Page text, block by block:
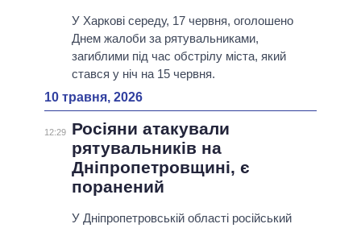
У Харкові середу, 17 червня, оголошено
Днем жалоби за рятувальниками,
загиблими під час обстрілу міста, який
стався у ніч на 15 червня.
10 травня, 2026
12:29
Росіяни атакували
рятувальників на
Дніпропетровщині, є
поранений
У Дніпропетровській області російський